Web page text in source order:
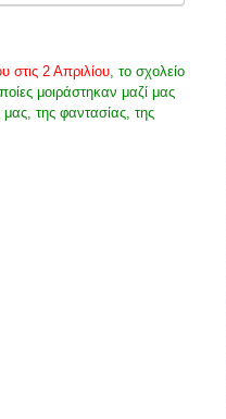
στις 2 Απριλίου, το σχολείο
μοιράστηκαν μαζί μας
μας, της φαντασίας, της